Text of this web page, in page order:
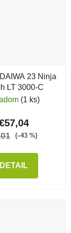
23 Ninja
LT 3000-C
(1 ks)
(–43 %)
DETAIL